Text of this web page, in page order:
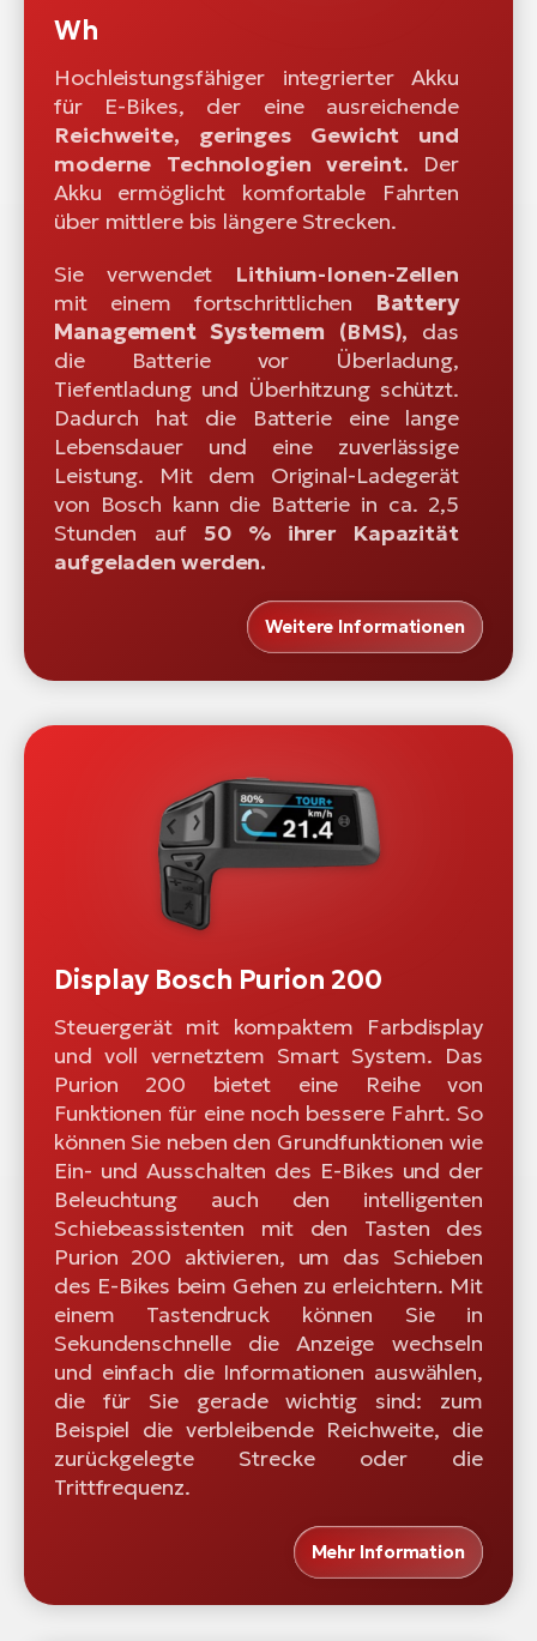
Wh
Hochleistungsfähiger integrierter Akku
für E-Bikes, der eine ausreichende
Reichweite, geringes Gewicht und
moderne Technologien vereint. Der
Akku ermöglicht komfortable Fahrten
über mittlere bis längere Strecken.
Sie verwendet Lithium-Ionen-Zellen
mit einem fortschrittlichen Battery
Management Systemem
(BMS), das
die Batterie vor Überladung,
Tiefentladung und Überhitzung schützt.
Dadurch hat die Batterie eine lange
Lebensdauer und eine zuverlässige
Leistung. Mit dem Original-Ladegerät
von Bosch kann die Batterie in ca. 2,5
Stunden auf50 % ihrer Kapazität
aufgeladen werden.
Weitere Informationen
Display Bosch Purion 200
Steuergerät mit kompaktem Farbdisplay
und voll vernetztem Smart System. Das
Purion 200 bietet eine Reihe von
Funktionen für eine noch bessere Fahrt. So
können Sie neben den Grundfunktionen wie
Ein- und Ausschalten des E-Bikes und der
Beleuchtung auch den intelligenten
Schiebeassistenten mit den Tasten des
Purion 200 aktivieren, um das Schieben
des E-Bikes beim Gehen zu erleichtern. Mit
einem Tastendruck können Sie in
Sekundenschnelle die Anzeige wechseln
und einfach die Informationen auswählen,
die für Sie gerade wichtig sind: zum
Beispiel die verbleibende Reichweite, die
zurückgelegte Strecke oder die
Trittfrequenz.
Mehr Information